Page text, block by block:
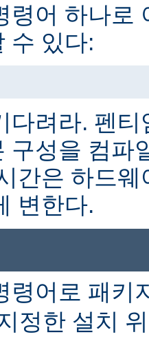
령어 하나로
수 있다:
다려라. 펜
구성을 컴파
간은 하드
변한다.
령어로 패키
정한 설치